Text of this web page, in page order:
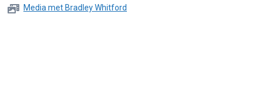
Media met Bradley Whitford